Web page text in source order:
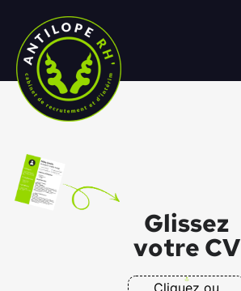
Glissez
votre CV
Cliquez ou